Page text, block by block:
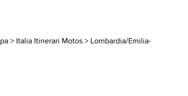
> Italia Itinerari Motos> Lombardia/Emilia-